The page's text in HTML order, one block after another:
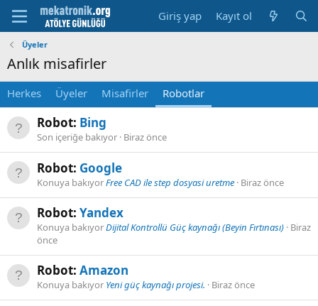
Giriş yap Kayıt ol
Üyeler
Anlık misafirler
Herkes Üyeler Misafirler Robotlar
Robot: Bing
Son içeriğe bakıyor Biraz önce
Robot: Google
Konuya bakıyorFree CAD ile step dosyasi uretme Biraz önce
Robot: Yandex
Konuya bakıyorDijital Kontrollü Güç kaynağı (Beyin Fırtınası) Biraz
önce
Robot: Amazon
Konuya bakıyor Yeni güç kaynağı projesi. Biraz önce